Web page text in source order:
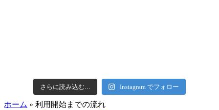
さらに読み込む... Instagram でフォロー
ホーム » 利用開始までの流れ